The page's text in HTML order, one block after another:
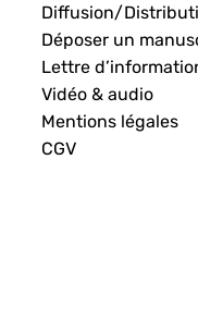
Diffusion/
Déposer un
Lettre
Vidéo & audio
Mentions légales
CGV